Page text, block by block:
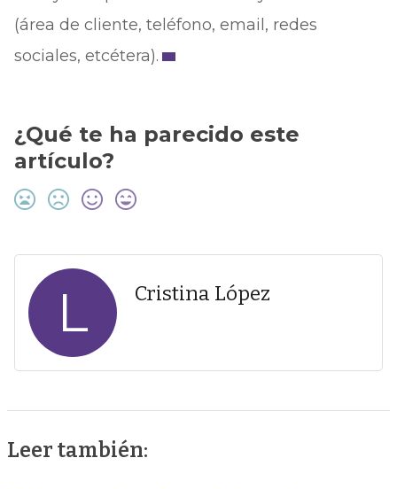
(área de cliente, teléfono, email, redes
sociales, etcétera).
¿Qué te ha parecido este
artículo?
L Cristina López
Leer también: